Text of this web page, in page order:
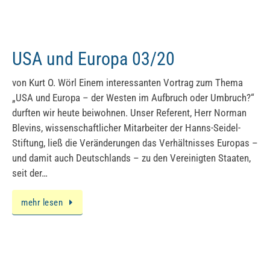
USA und Europa 03/20
von Kurt O. Wörl Einem interessanten Vortrag zum Thema
„USA und Europa – der Westen im Aufbruch oder Umbruch?“
durften wir heute beiwohnen. Unser Referent, Herr Norman
Blevins, wissenschaftlicher Mitarbeiter der Hanns-Seidel-
Stiftung, ließ die Veränderungen das Verhältnisses Europas –
und damit auch Deutschlands – zu den Vereinigten Staaten,
seit der…
mehr lesen